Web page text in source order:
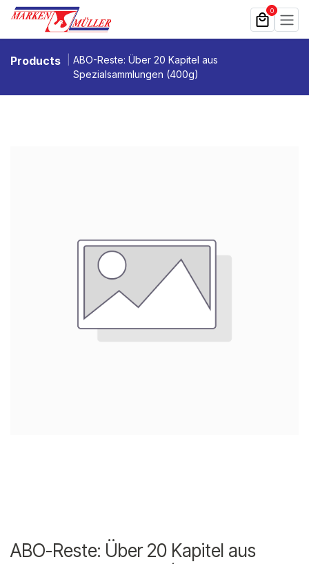
Zum Inhalt springen 0
Products
ABO-Reste: Über 20 Kapitel aus
Spezialsammlungen (400g)
ABO-Reste: Über 20 Kapitel aus